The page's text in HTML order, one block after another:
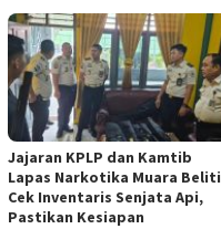
Jajaran KPLP dan Kamtib
Lapas Narkotika Muara Beliti
Cek Inventaris Senjata Api,
Pastikan Kesiapan